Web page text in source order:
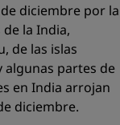
diciembre por la
la India,
de las islas
algunas partes de
en India arrojan
diciembre.